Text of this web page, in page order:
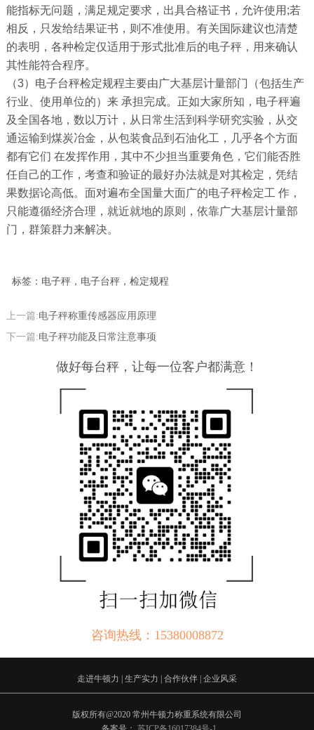
能指标无问题，满足规定要求，出具合格证书，允许使用 ;若
相反，只发给结果证书，则不准使用。有关国际建议也清楚
的表明，各种检定仅适用于形式批准后的电子秤，用来确认
其性能符合程序。
（3）电子台秤检定规程主要由广大基层计量部门（包括生产
行业、使用单位的）来 承担完成。正如大家所知，电子秤遍
及全国各地，数以万计，从日常生活到科学研究实验，从交
通运输到煤炭冶金，从包装食品到石油化工，几乎各个方面
都有它们 在发挥作用，其中不少担当重要角色，它们能否胜
任自己的工作，考查和验证的最好办法就是对其检定，凭结
果数据论高低。面对遍布全国量大面广的电子秤检定工 作，
只能遵循经济合理，就近就地的原则，依靠广大基层计量部
门，群策群力来解决。
标签：电子秤，电子台秤，检定规程
上一篇:电子秤称重传感器应用原理
下一篇:电子秤功能及日常注意事项
做好每台秤，让每一位客户都满意！
咨询热线：15380008872
走进牛顿力 生产实力 合作伙伴 企业风采
版权所有@2020 常州牛顿力称重系统有限公司